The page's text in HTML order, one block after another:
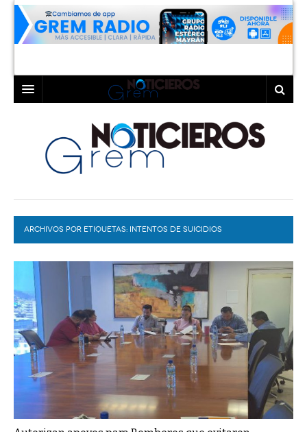
LAGUNA
TORREÓN
GÓMEZ PALACIO
LERDO
COAHUILA
DURANGO
DEPORTES
EL EXACTO
EXA INFORMA
GLOBO
CONTEXTOS
TRAYECTO LAGUNA
A MEDIA MAÑANA
A TODA LEY
DIÁLOGOS CON LA HISTORIA
TWEETS AND BEATS
LA MEJOR 97.1 ESTÉREO GALLITO
COLABORADORES
ACTUALIDADES GREM
ARCHIVOS POR ETIQUETAS: INTENTOS DE SUICIDIOS